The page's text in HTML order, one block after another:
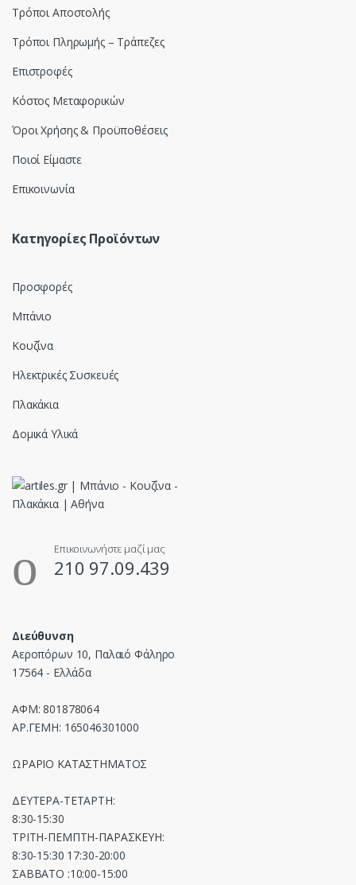
Τρόποι Αποστολής
Τρόποι Πληρωμής – Τράπεζες
Επιστροφές
Κόστος Μεταφορικών
Όροι Χρήσης & Προϋποθέσεις
Ποιοί Είμαστε
Επικοινωνία
Κατηγορίες Προϊόντων
Προσφορές
Μπάνιο
Κουζίνα
Ηλεκτρικές Συσκευές
Πλακάκια
Δομικά Υλικά
Επικοινωνήστε μαζί μας
210 97.09.439
Διεύθυνση
Αεροπόρων 10, Παλαιό Φάληρο
17564 - Ελλάδα
ΑΦΜ: 801878064
ΑΡ.ΓΕΜΗ: 165046301000
ΩΡΑΡΙΟ ΚΑΤΑΣΤΗΜΑΤΟΣ
ΔΕΥΤΕΡΑ-ΤΕΤΑΡΤΗ:
8:30-15:30
ΤΡΙΤΗ-ΠΕΜΠΤΗ-ΠΑΡΑΣΚΕΥΗ:
8:30-15:30 17:30-20:00
ΣΑΒΒΑΤΟ :10:00-15:00